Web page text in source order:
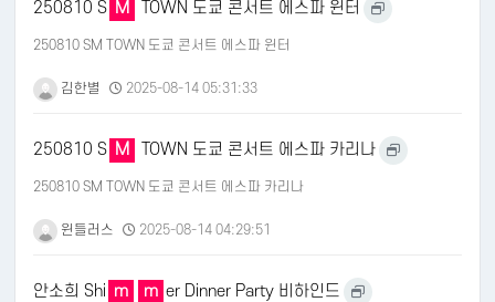
250810 S M TOWN 도쿄 콘서트 에스파 윈터
250810 SM TOWN 도쿄 콘서트 에스파 윈터
김한별 2025-08-14 05:31:33
250810 S M TOWN 도쿄 콘서트 에스파 카리나
250810 SM TOWN 도쿄 콘서트 에스파 카리나
윈들러스 2025-08-14 04:29:51
안소희 Shi m m er Dinner Party 비하인드